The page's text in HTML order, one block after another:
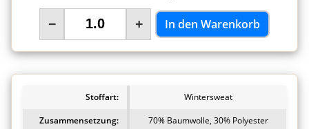
− + In den Warenkorb
Stoffart:
Wintersweat
Zusammensetzung:
70% Baumwolle, 30% Polyester